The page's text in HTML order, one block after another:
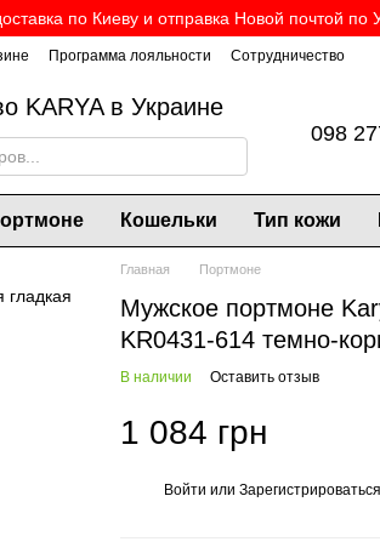
по Киеву и отправка Новой почтой по
Программа лояльности Сотрудничество
KARYA в Украине
098
Кошельки Тип кожи
Главная Портмоне
Мужское портмоне
KR0431-614 темно-
В наличии Оставить отзыв
1 084 грн
Войти или Зарегистрироваться